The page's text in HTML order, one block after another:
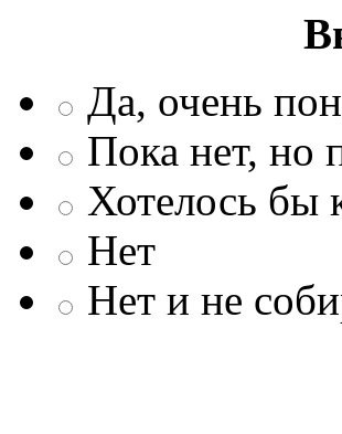
Да, очень
Пока нет, но
Хотелось бы
Нет
Нет и не